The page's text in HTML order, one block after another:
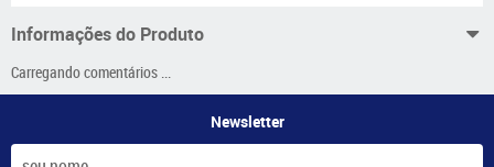
Informações do Produto
Carregando comentários ...
Newsletter